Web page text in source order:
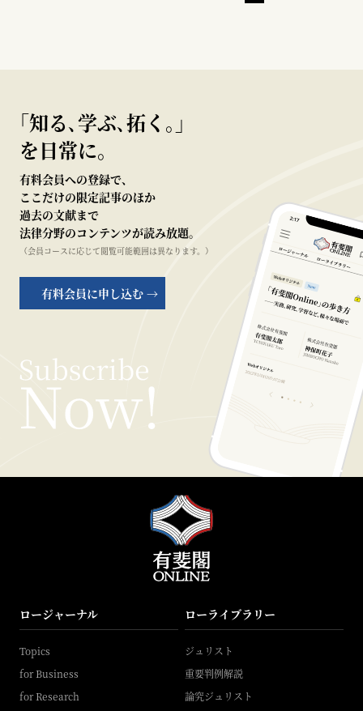
｢知る､学ぶ､拓く｡｣
を日常に。
有料会員への登録で、
ここだけの限定記事のほか
過去の文献まで
法律分野のコンテンツが読み放題。
（会員コースに応じて閲覧可能範囲は異なります。）
有料会員に申し込む →
ロージャーナル
Topics
for Business
for Research
ローライブラリー
ジュリスト
重要判例解説
論究ジュリスト